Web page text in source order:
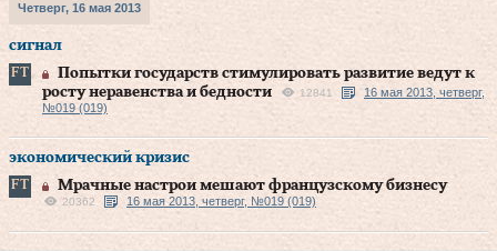
Четверг, 16 мая 2013
сигнал
Попытки государств стимулировать развитие ведут к
росту неравенства и бедности
12841
16 мая 2013, четверг,
№019 (019)
экономический кризис
Мрачные настрои мешают французскому бизнесу
20362 16 мая 2013, четверг, №019 (019)